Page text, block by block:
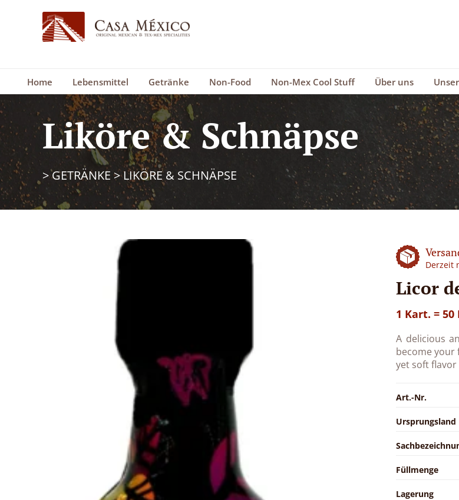
Home Lebensmittel Getränke Non-Food Non-Mex Cool Stuff Über uns
Liköre & Schnäpse
>GETRÄNKE >LIKÖRE & SCHNÄPSE
Derzeit
Licor
1 Kart. = 50
A delicious
become your
yet soft
Art.-Nr.
Ursprungsland
Füllmenge
Lagerung